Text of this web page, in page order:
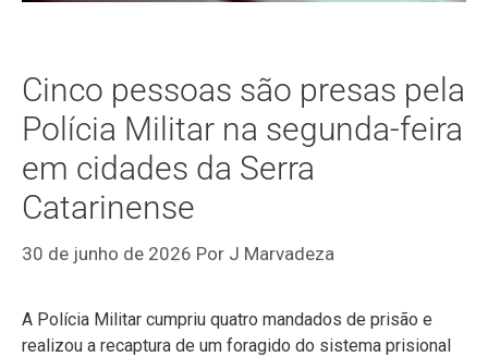
Cinco pessoas são presas pela
Polícia Militar na segunda-feira
em cidades da Serra
Catarinense
30 de junho de 2026 Por J Marvadeza
A Polícia Militar cumpriu quatro mandados de prisão e
realizou a recaptura de um foragido do sistema prisional